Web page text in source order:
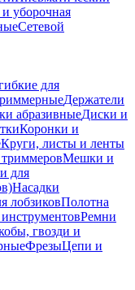
уборочная
Сетевой
для
Держатели
абразивныеДиски и
Коронки и
Круги, листы и ленты
Мешки и
для
Насадки
лобзиковПолотна
Ремни
гвозди и
ФрезыЦепи и